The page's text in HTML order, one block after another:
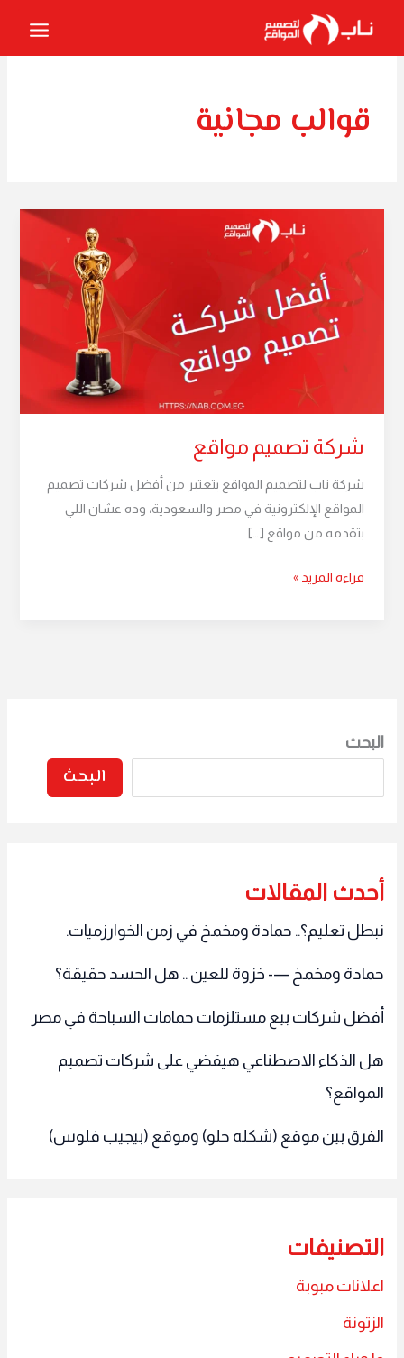
المحتوى
قوالب مجانية
شركة تصميم مواقع
شركة ناب لتصميم المواقع بتعتبر من أفضل شركات تصميم
المواقع الإلكترونية في مصر والسعودية، وده عشان اللي
بتقدمه من مواقع […]
مواقع
قراءة المزيد »
البحث
البحث
أحدث المقالات
نبطل تعليم؟.. حمادة ومخمخ في زمن الخوارزميات.
حمادة ومخمخ —- خزوة للعين .. هل الحسد حقيقة؟
أفضل شركات بيع مستلزمات حمامات السباحة في مصر
هل الذكاء الاصطناعي هيقضي على شركات تصميم
المواقع؟
الفرق بين موقع (شكله حلو) وموقع (بيجيب فلوس)
التصنيفات
اعلانات مبوبة
الزتونة